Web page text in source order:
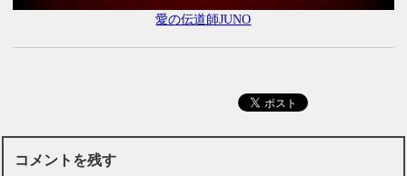
愛の伝道師JUNO
コメントを残す